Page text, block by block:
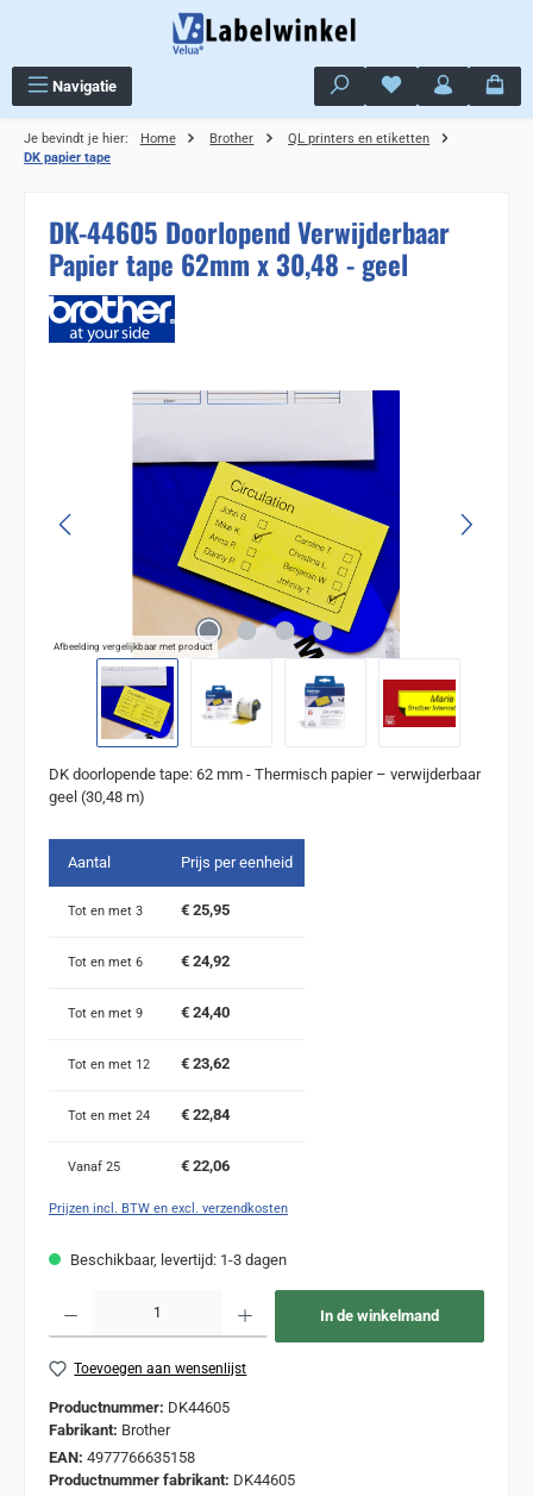
Navigatie Je hebt 0 items op
Je bevindt je hier: Home Brother
QL printers en etiketten
DK papier tape
DK-44605 Doorlopend Verwijderbaar
Papier tape 62mm x 30,48 - geel
Afbeelding vergelijkbaar met product
DK doorlopende tape: 62 mm - Thermisch papier – verwijderbaar
geel (30,48 m)
Aantal Prijs per eenheid
Tot en met 3 € 25,95
Tot en met 6 € 24,92
Tot en met 9 € 24,40
Tot en met 12 € 23,62
Tot en met 24 € 22,84
Vanaf 25 € 22,06
Prijzen incl. BTW en excl. verzendkosten
Beschikbaar, levertijd: 1-3 dagen
In de winkelmand
Toevoegen aan wensenlijst
Productnummer: DK44605
Fabrikant: Brother
EAN: 4977766635158
Productnummer fabrikant: DK44605